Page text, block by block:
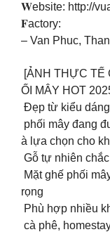
𝐖ebsite: http://
𝐅actory:
– Van Phuc,
[ẢNH THỰC TẾ
ỐI MÂY HOT
Đẹp từ kiểu
phối mây đang
à lựa chọn cho
Gỗ tự nhiên
Mặt ghế phối
rọng
Phù hợp nhiều
cà phê,